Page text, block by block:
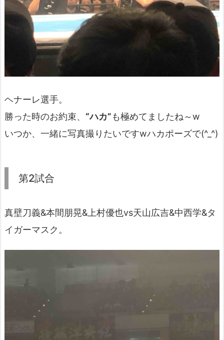
ヘナーレ選手。
勝った時のお約束、 “ハカ”も極めてましたね～w
いつか、一緒に写真撮りたいですwハカポーズで(^_^)
第2試合
真壁刀義&本間朋晃&上村優也vs天山広吉&中西学&タ
イガーマスク。